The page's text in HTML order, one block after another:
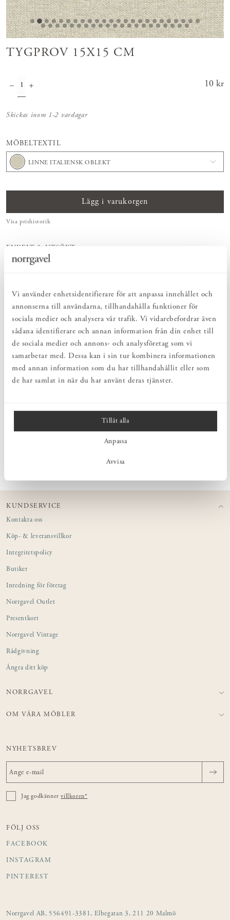
Vi använder enhetsidentifierare för att anpassa innehållet och
annonserna till användarna, tillhandahålla funktioner för
sociala medier och analysera vår trafik. Vi vidarebefordrar även
sådana identifierare och annan information från din enhet till
de sociala medier och annons- och analysföretag som vi
samarbetar med. Dessa kan i sin tur kombinera informationen
med annan information som du har tillhandahållit eller som
de har samlat in när du har använt deras tjänster.
Tillåt alla
Anpassa
Avvisa
TYGPROV 15X15 CM
Pris:
10 kr
Skickas inom 1-2 vardagar
MÖBELTEXTIL
LINNE ITALIENSK OBLEKT
Lägg i varukorgen
Visa prishistorik
ENKELT & UTSÖKT
Hos oss hittar du ett kurerat sortiment av inredning som gör vardagslivet
Bruksföremål och inredningsdetaljer som genomgående är tillverkade av
HARMONISK HELHET
Inredningsdetaljer som kompletterar möblerna och skapar en harmonisk
helhetsupplevelse.
PRODUKTBESKRIVNING
Litet tygprov av möbeltextil för att se färg och kvalitet. Tänk på att
färgbad som provet.
KUNDSERVICE
Kontakta oss
Köp- & leveransvillkor
Integritetspolicy
Butiker
Inredning för företag
Norrgavel Outlet
Presentkort
Norrgavel Vintage
Rådgivning
Ångra ditt köp
NORRGAVEL
OM VÅRA MÖBLER
NYHETSBREV
Jag godkännervillkoren*
FÖLJ OSS
FACEBOOK
INSTAGRAM
PINTEREST
Norrgavel AB, 556491-3381, Elbegatan 3, 211 20 Malmö